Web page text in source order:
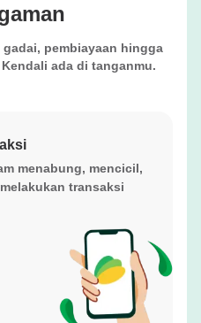
pembiayaan hingga
ada di tanganmu.
menabung, mencicil,
transaksi